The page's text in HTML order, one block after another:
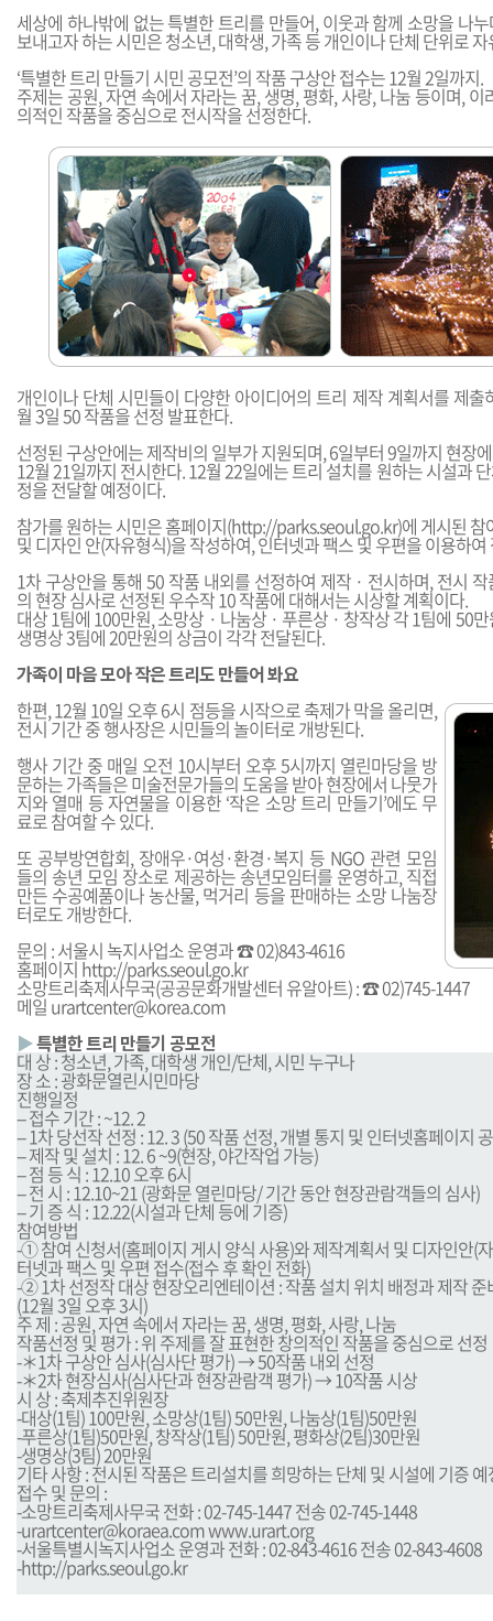
세상에 하나밖에 없는 특별한 트리를 만들어, 이웃과 함께 소망을 나
보내고자 하는 시민은 청소년, 대학생, 가족 등 개인이나 단체 단위로
‘특별한 트리 만들기 시민 공모전’의 작품 구상안 접수는 12월 2일까지.
주제는 공원, 자연 속에서 자라는 꿈, 생명, 평화, 사랑, 나눔 등이며,
의적인 작품을 중심으로 전시작을 선정한다.
개인이나 단체 시민들이 다양한 아이디어의 트리 제작 계획서를 제출
월 3일 50 작품을 선정 발표한다.
선정된 구상안에는 제작비의 일부가 지원되며, 6일부터 9일까지 현장
12월 21일까지 전시한다. 12월 22일에는 트리 설치를 원하는 시설과
정을 전달할 예정이다.
참가를 원하는 시민은 홈페이지(http://parks.seoul.go.kr)에 게시된 참
및 디자인 안(자유형식)을 작성하여, 인터넷과 팩스 및 우편을 이용하여
1차 구상안을 통해 50 작품 내외를 선정하여 제작 · 전시하며, 전시
의 현장 심사로 선정된 우수작 10 작품에 대해서는 시상할 계획이다.
대상 1팀에 100만원, 소망상 · 나눔상 · 푸른상 · 창작상 각 1팀에 50
생명상 3팀에 20만원의 상금이 각각 전달된다.
가족이 마음 모아 작은 트리도 만들어 봐요
한편, 12월 10일 오후 6시 점등을 시작으로 축제가 막을 올리면,
전시 기간 중 행사장은 시민들의 놀이터로 개방된다.
행사 기간 중 매일 오전 10시부터 오후 5시까지 열린마당을 방
문하는 가족들은 미술전문가들의 도움을 받아 현장에서 나뭇가
지와 열매 등 자연물을 이용한 ‘작은 소망 트리 만들기’에도 무
료로 참여할 수 있다.
또 공부방연합회, 장애우·여성·환경·복지 등 NGO 관련 모임
들의 송년 모임 장소로 제공하는 송년모임터를 운영하고, 직접
만든 수공예품이나 농산물, 먹거리 등을 판매하는 소망 나눔장
터로도 개방한다.
문의 : 서울시 녹지사업소 운영과 ☎ 02)843-4616
홈페이지http://parks.seoul.go.kr
소망트리축제사무국(공공문화개발센터 유알아트) : ☎ 02)745-1447
메일 urartcenter@korea.com
▶특별한 트리 만들기 공모전
대 상 : 청소년, 가족, 대학생 개인/단체, 시민 누구나
장 소 : 광화문열린시민마당
진행일정
-- 접수 기간 : ~12. 2
-- 1차 당선작 선정 : 12. 3 (50 작품 선정, 개별 통지 및 인터넷홈페이지
-- 제작 및 설치 : 12. 6 ~9(현장, 야간작업 가능)
-- 점 등 식 : 12.10 오후 6시
-- 전 시 : 12.10~21 (광화문 열린마당/ 기간 동안 현장관람객들의 심사)
-- 기 증 식 : 12.22(시설과 단체 등에 기증)
참여방법
-① 참여 신청서(홈페이지 게시 양식 사용)와 제작계획서 및 디자인안(
터넷과 팩스 및 우편 접수(접수 후 확인 전화)
-② 1차 선정작 대상 현장오리엔테이션 : 작품 설치 위치 배정과 제작 준
(12월 3일 오후 3시)
주 제 : 공원, 자연 속에서 자라는 꿈, 생명, 평화, 사랑, 나눔
작품선정 및 평가 : 위 주제를 잘 표현한 창의적인 작품을 중심으로 선정
-＊1차 구상안 심사(심사단 평가) → 50작품 내외 선정
-＊2차 현장심사(심사단과 현장관람객 평가) → 10작품 시상
시 상 : 축제추진위원장
-대상(1팀) 100만원, 소망상(1팀) 50만원, 나눔상(1팀)50만원
-푸른상(1팀)50만원, 창작상(1팀) 50만원, 평화상(2팀)30만원
-생명상(3팀) 20만원
기타 사항 : 전시된 작품은 트리설치를 희망하는 단체 및 시설에 기증 예
접수 및 문의 :
-소망트리축제사무국 전화 : 02-745-1447 전송 02-745-1448
-urartcenter@koraea.comwww.urart.org
-서울특별시녹지사업소 운영과 전화 : 02-843-4616 전송 02-843-4608
-http://parks.seoul.go.kr